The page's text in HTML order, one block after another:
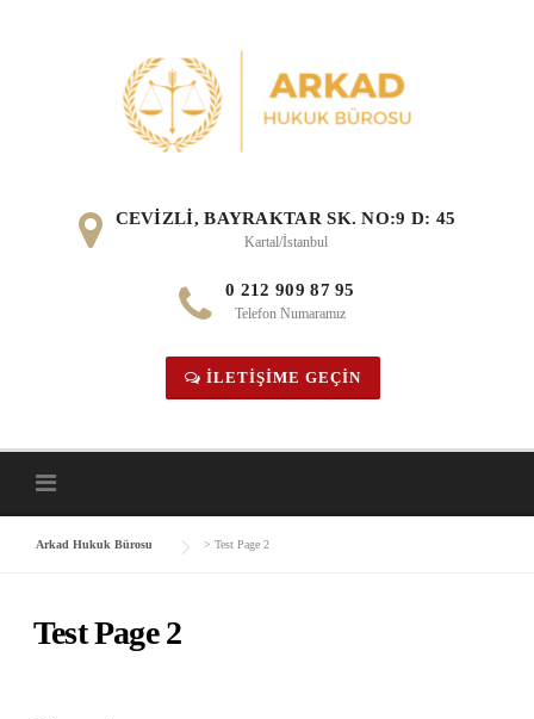
CEVIZLI, BAYRAKTAR SK. NO:9 D: 45
Kartal/İstanbul
0 212 909 87 95
Telefon Numaramız
İLETIŞIME GEÇIN
Arkad Hukuk Bürosu > Test Page 2
Test Page 2